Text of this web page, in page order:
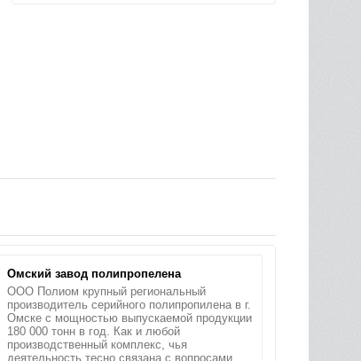
Омский завод полипропелена
ООО Полиом крупный региональный
производитель серийного полипропилена в г.
Омске с мощностью выпускаемой продукции
180 000 тонн в год. Как и любой
производственный комплекс, чья
деятельность тесно связана с вопросами